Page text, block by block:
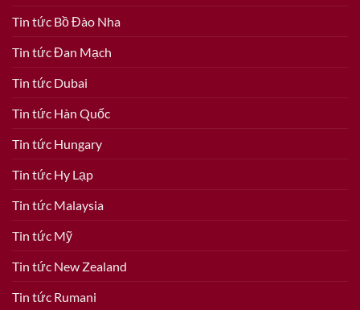
Tin tức Bồ Đào Nha
Tin tức Đan Mạch
Tin tức Dubai
Tin tức Hàn Quốc
Tin tức Hungary
Tin tức Hy Lạp
Tin tức Malaysia
Tin tức Mỹ
Tin tức New Zealand
Tin tức Rumani